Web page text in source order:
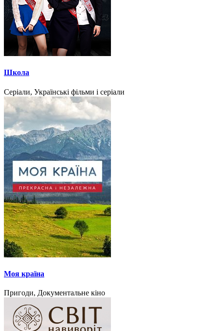
Школа
Серіали, Українські фільми і серіали
Моя країна
Пригоди, Документальне кіно